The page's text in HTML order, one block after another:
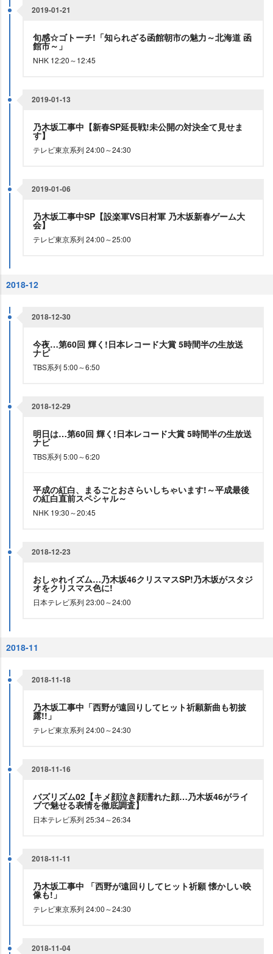
2019-01-21
旬感☆ゴトーチ!「知られざる函館朝市の魅力～北海道 函
館市～」
NHK 12:20～12:45
2019-01-13
乃木坂工事中【新春SP延長戦!未公開の対決全て見せま
す】
テレビ東京系列 24:00～24:30
2019-01-06
乃木坂工事中SP【設楽軍VS日村軍 乃木坂新春ゲーム大
会】
テレビ東京系列 24:00～25:00
2018-12
2018-12-30
今夜…第60回 輝く!日本レコード大賞 5時間半の生放送
ナビ
TBS系列 5:00～6:50
2018-12-29
明日は…第60回 輝く!日本レコード大賞 5時間半の生放送
ナビ
TBS系列 5:00～6:20
平成の紅白、まるごとおさらいしちゃいます!～平成最後
の紅白直前スペシャル～
NHK 19:30～20:45
2018-12-23
おしゃれイズム…乃木坂46クリスマスSP!乃木坂がスタジ
オをクリスマス色に!
日本テレビ系列 23:00～24:00
2018-11
2018-11-18
乃木坂工事中「西野が遠回りしてヒット祈願新曲も初披
露!!」
テレビ東京系列 24:00～24:30
2018-11-16
バズリズム02【キメ顔泣き顔濡れた顔…乃木坂46がライ
ブで魅せる表情を徹底調査】
日本テレビ系列 25:34～26:34
2018-11-11
乃木坂工事中 「西野が遠回りしてヒット祈願 懐かしい映
像も!」
テレビ東京系列 24:00～24:30
2018-11-04